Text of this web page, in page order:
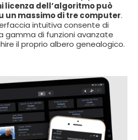
licenza dell’algoritmo può
un massimo di tre computer.
intuitiva consente di
gamma di funzioni avanzate
il proprio albero genealogico.